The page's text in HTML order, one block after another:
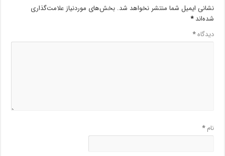
نشانی ایمیل شما منتشر نخواهد شد. بخش‌های موردنیاز علامت‌گذاری
شده‌اند*
دیدگاه*
نام*